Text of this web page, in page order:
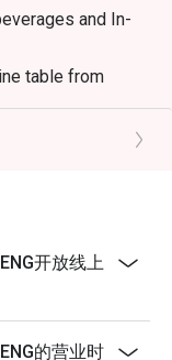
碎。
热的饮品，与辛
地道美食探险，
and In-
table from
开放线上
的营业时